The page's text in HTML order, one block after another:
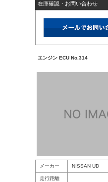
在庫確認・お問い合わせ
エンジン ECU No.314
メーカー NISSAN UD
走行距離